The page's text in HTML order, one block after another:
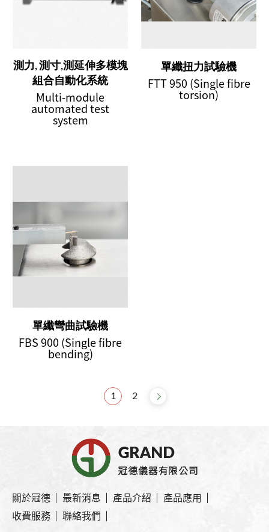
測力, 測寸,測延伸多模塊
組合自動化系統
Multi-module
automated test
system
單纖扭力試驗機
FTT 950 (Single fibre
torsion)
單纖彎曲試驗機
FBS 900 (Single fibre
bending)
1 2
關於冠德 最新消息 產品介紹
產品應用
收費服務
聯絡我們